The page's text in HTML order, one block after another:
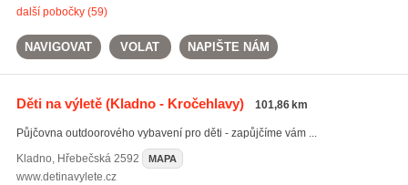
další pobočky (59)
NAVIGOVAT VOLAT NAPIŠTE NÁM
Děti na výletě(Kladno - Kročehlavy) 101,86 km
Půjčovna outdoorového vybavení pro děti - zapůjčíme vám ...
Kladno, Hřebečská 2592 MAPA
www.detinavylete.cz